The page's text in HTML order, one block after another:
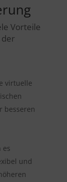
Vorteile
virtuelle
besseren
es
und